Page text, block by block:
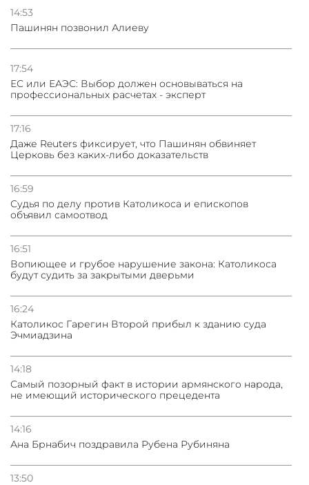
14:53
Пашинян позвонил Алиеву
17:54
ЕС или ЕАЭС: Выбор должен основываться на
профессиональных расчетах - эксперт
17:16
Даже Reuters фиксирует, что Пашинян обвиняет
Церковь без каких-либо доказательств
16:59
Судья по делу против Католикоса и епископов
объявил самоотвод
16:51
Вопиющее и грубое нарушение закона: Католикоса
будут судить за закрытыми дверьми
16:24
Католикос Гарегин Второй прибыл к зданию суда
Эчмиадзина
14:18
Самый позорный факт в истории армянского народа,
не имеющий исторического прецедента
14:16
Ана Брнабич поздравила Рубена Рубиняна
13:50
Азербайджане
31.07.2026
Сотрудничество и очереди – детали визита главы
погрануправления СНБ Армении в Тбилиси